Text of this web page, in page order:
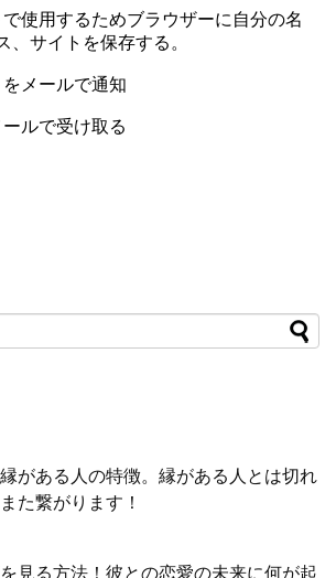
使用するためブラウザーに自分の名
、サイトを保存する。
メールで通知
ルで受け取る
がある人の特徴。縁がある人とは切れ
た繋がります！
見る方法！彼との恋愛の未来に何が起